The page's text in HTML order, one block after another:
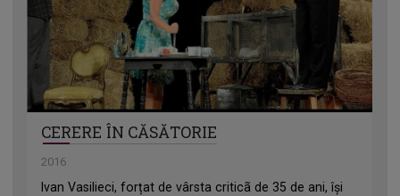
CERERE ÎN CĂSĂTORIE
2016
Ivan Vasilieci, forțat de vârsta criticã de 35 de ani, îşi